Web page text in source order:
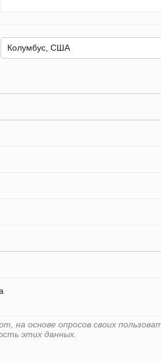
на основе опросов своих
этих данных.